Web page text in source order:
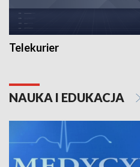
Telekurier
NAUKA I EDUKACJA